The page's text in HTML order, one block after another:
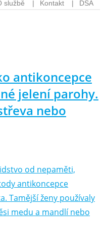
antikoncepce
jelení parohy.
nebo
od nepaměti,
antikoncepce
Tamější ženy používaly
medu a mandlí nebo